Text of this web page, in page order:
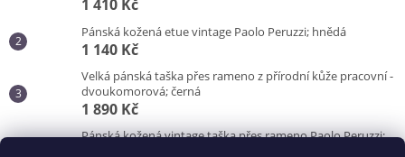
1 410 Kč
Pánská kožená etue vintage Paolo Peruzzi; hnědá
1 140 Kč
Velká pánská taška přes rameno z přírodní kůže pracovní -
dvoukomorová; černá
1 890 Kč
Pánská kožená vintage taška přes rameno Paolo Peruzzi;